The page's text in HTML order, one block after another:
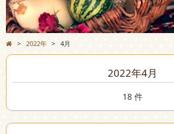
> 2022年 > 4月
2022年4月
18 件